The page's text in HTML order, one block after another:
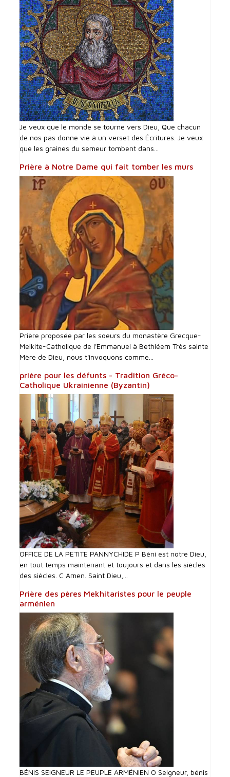
Je veux que le monde se tourne vers Dieu, Que chacun
de nos pas donne vie à un verset des Écritures. Je veux
que les graines du semeur tombent dans...
Prière à Notre Dame qui fait tomber les murs
Prière proposée par les soeurs du monastère Grecque-
Melkite-Catholique de l'Emmanuel à Bethléem Très sainte
Mère de Dieu, nous t'invoquons comme...
prière pour les défunts - Tradition Gréco-
Catholique Ukrainienne (Byzantin)
OFFICE DE LA PETITE PANNYCHIDE P Béni est notre Dieu,
en tout temps maintenant et toujours et dans les siècles
des siècles. C Amen. Saint Dieu,...
Prière des pères Mekhitaristes pour le peuple
arménien
BÉNIS SEIGNEUR LE PEUPLE ARMÉNIEN O Seigneur, bénis